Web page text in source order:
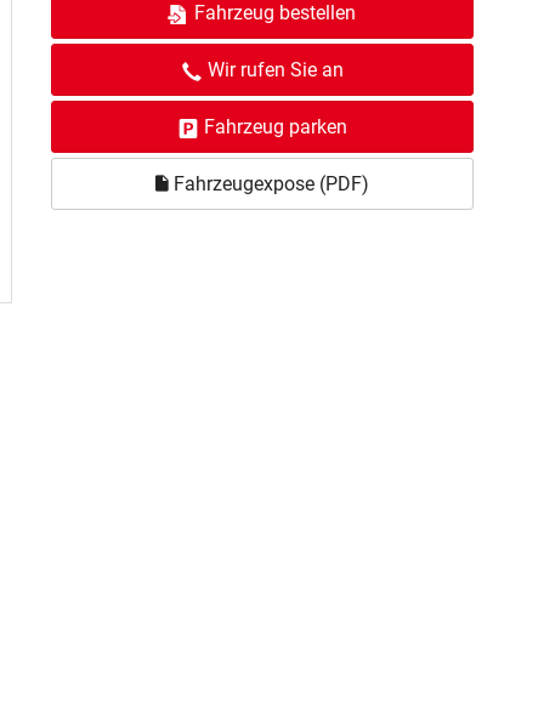
Fahrzeug bestellen
Wir rufen Sie an
Fahrzeug parken
Fahrzeugexpose (PDF)